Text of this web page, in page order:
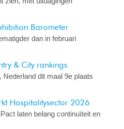
Barometer
dan in februari
& City rankings
dit maal 9e plaats
Hospitalitysector 2026
laten belang continuïteit en